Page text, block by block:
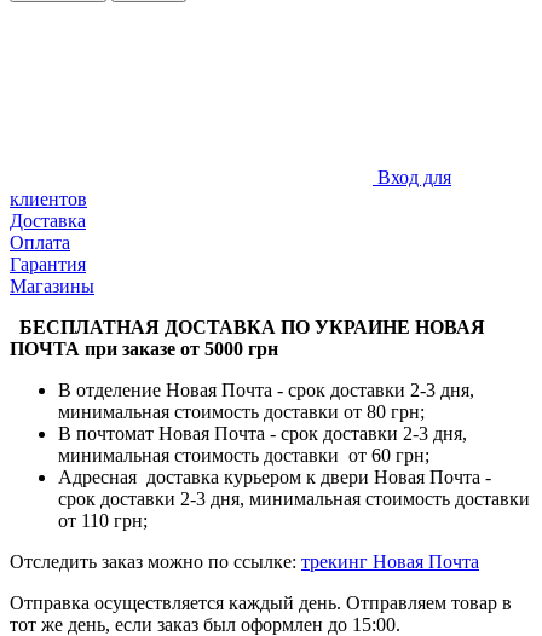
Вход для
клиентов
Доставка
Оплата
Гарантия
Магазины
БЕСПЛАТНАЯ ДОСТАВКА ПО УКРАИНЕ НОВАЯ
ПОЧТА при заказе от 5000 грн
В отделение Новая Почта - срок доставки 2-3 дня,
минимальная стоимость доставки от 80 грн;
В почтомат Новая Почта - срок доставки 2-3 дня,
минимальная стоимость доставки от 60 грн;
Адресная доставка курьером к двери Новая Почта -
срок доставки 2-3 дня, минимальная стоимость доставки
от 110 грн;
Отследить заказ можно по ссылке: трекинг Новая Почта
Отправка осуществляется каждый день. Отправляем товар в
тот же день, если заказ был оформлен до 15:00.